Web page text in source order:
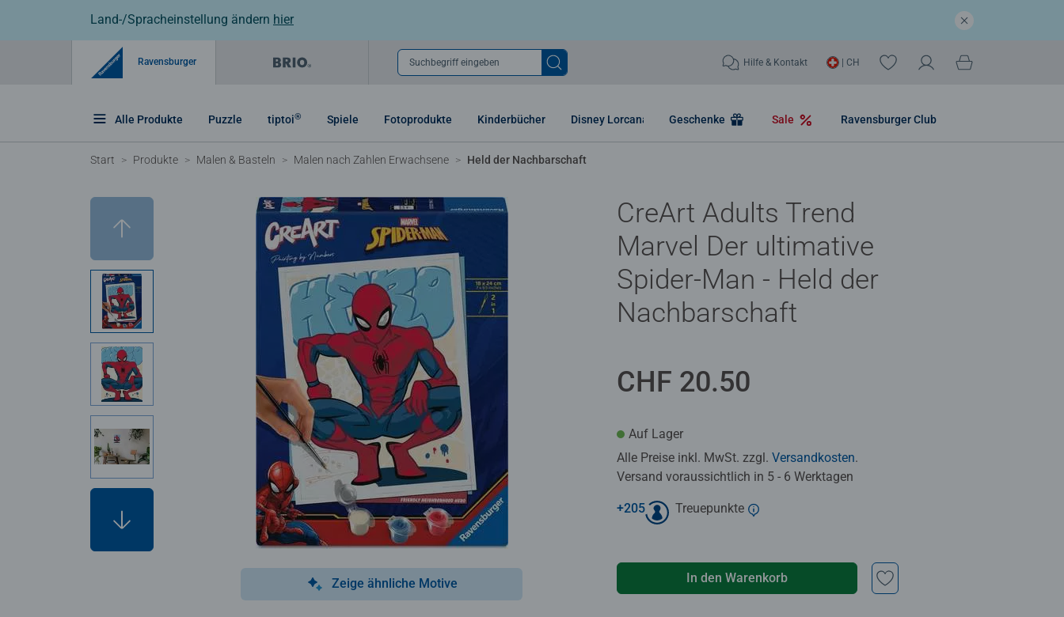
Land-/Spracheinstellung ändern hier
Ravensburger Suchbegriff eingeben Hilfe & Kontakt | CH
Alle Produkte Puzzle tiptoi® Spiele Fotoprodukte Kinderbücher Disney Lorcana Geschenke Sale Ravensburger Club
Start Produkte Malen & Basteln Malen nach Zahlen Erwachsene Held der Nachbarschaft
Zeige ähnliche Motive
CreArt Adults Trend
Marvel Der ultimative
Spider-Man - Held der
Nachbarschaft
CHF 20.50
Auf Lager
Alle Preise inkl. MwSt. zzgl. Versandkosten.
Versand voraussichtlich in 5 - 6 Werktagen
+205 Treuepunkte
In den Warenkorb